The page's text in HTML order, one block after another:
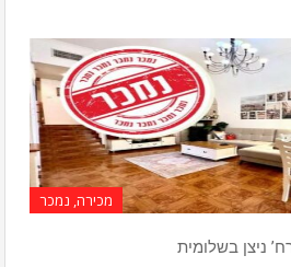
מכירה, נמכר
ניצן בשלומית